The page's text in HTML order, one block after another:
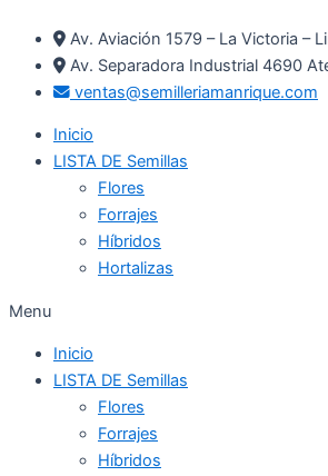
contenido
Av. Aviación 1579 – La Victoria –
Av. Separadora Industrial 4690
ventas@semilleriamanrique.com
Inicio
LISTA DE Semillas
Flores
Forrajes
Híbridos
Hortalizas
Menu
Inicio
LISTA DE Semillas
Flores
Forrajes
Híbridos